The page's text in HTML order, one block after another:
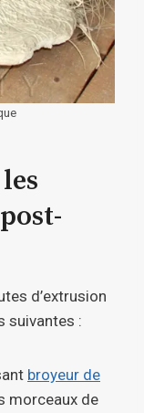
d’extrusion
suivantes :
broyeur de
morceaux de